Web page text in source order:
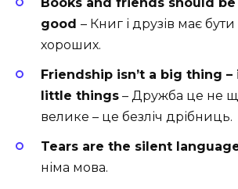
good – Книг і друзів має
хороших.
Friendship isn’t a big thing –
little things – Дружба це не
велике – це безліч дрібниць.
Tears are the silent
німа мова.